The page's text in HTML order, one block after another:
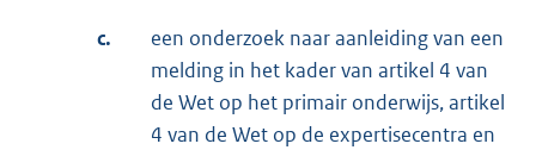
c.
een onderzoek naar aanleiding van een
melding in het kader van artikel 4 van
de Wet op het primair onderwijs, artikel
4 van de Wet op de expertisecentra en